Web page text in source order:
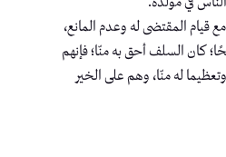
قيام المقتضى له وعدم المانع،
كان السلف أحق به منّا؛ فإنهم
له منّا، وهم على الخير